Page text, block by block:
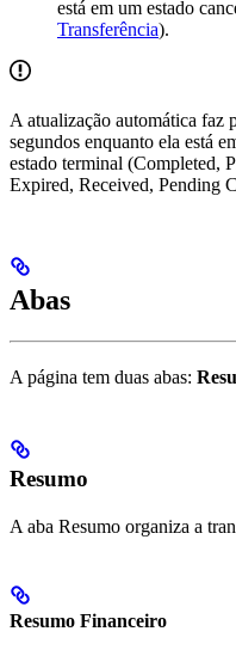
está em um estado
Transferência).
A atualização automática faz
segundos enquanto ela está
estado terminal (Completed,
Expired, Received, Pending
Abas
A página tem duas abas:
Resumo
A aba Resumo organiza a
Resumo Financeiro